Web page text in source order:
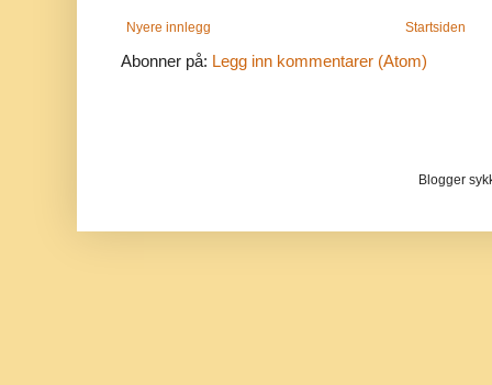
Nyere innlegg Startsiden
Abonner på: Legg inn kommentarer (Atom)
Blogger